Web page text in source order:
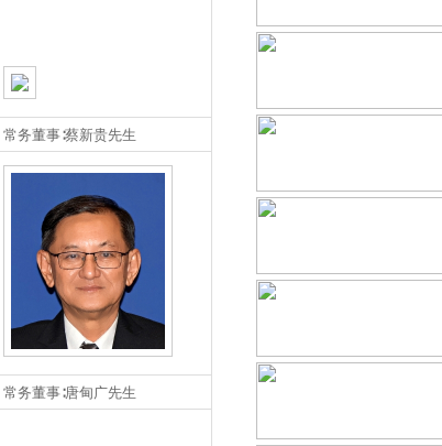
常务董事∶蔡新贵先生
常务董事∶唐甸广先生